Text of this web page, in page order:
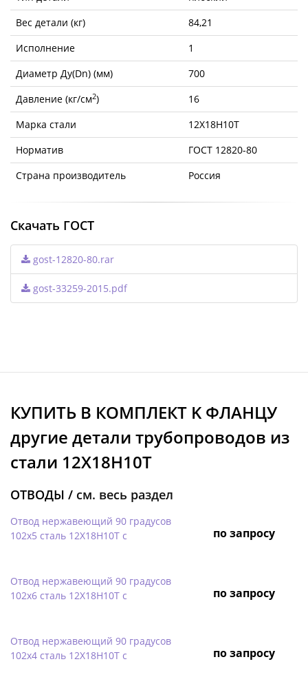
Вес детали (кг)
84,21
Исполнение
1
Диаметр Ду(Dn) (мм)
700
Давление (кг/см2)
16
Марка стали
12Х18Н10Т
Норматив
ГОСТ 12820-80
Страна производитель
Россия
Скачать ГОСТ
gost-12820-80.rar
gost-33259-2015.pdf
КУПИТЬ В КОМПЛЕКТ K ФЛАНЦУ
другие детали трубопроводов из
стали 12Х18Н10Т
ОТВОДЫ / см. весь раздел
Отвод нержавеющий 90 градусов
102х5 сталь 12Х18Н10Т с
по запросу
Отвод нержавеющий 90 градусов
102х6 сталь 12Х18Н10Т с
по запросу
Отвод нержавеющий 90 градусов
102х4 сталь 12Х18Н10Т с
по запросу